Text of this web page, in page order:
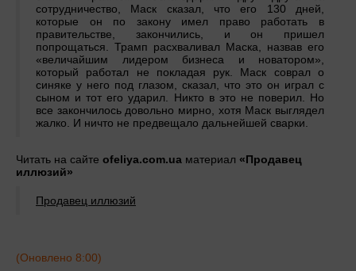
сотрудничество, Маск сказал, что его 130 дней,
которые он по закону имел право работать в
правительстве, закончились, и он пришел
попрощаться. Трамп расхваливал Маска, назвав его
«величайшим лидером бизнеса и новатором»,
который работал не покладая рук. Маск соврал о
синяке у него под глазом, сказал, что это он играл с
сыном и тот его ударил. Никто в это не поверил. Но
все закончилось довольно мирно, хотя Маск выглядел
жалко. И ничто не предвещало дальнейшей сварки.
Читать на сайте ofeliya.com.ua материал «Продавец
иллюзий»
Продавец иллюзий
(Оновлено 8:00)